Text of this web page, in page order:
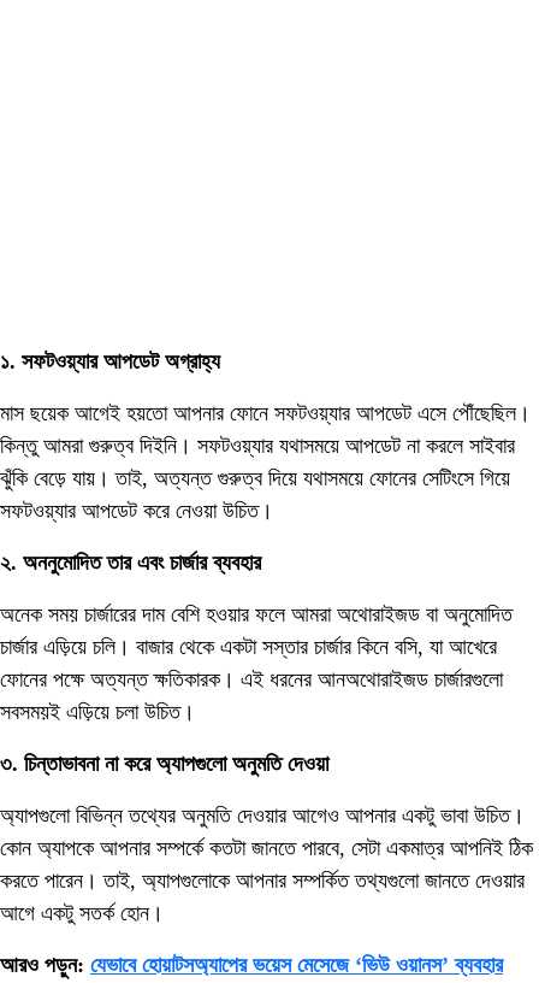
১. সফটওয়্যার আপডেট অগ্রাহ্য
মাস ছয়েক আগেই হয়তো আপনার ফোনে সফটওয়্যার আপডেট এসে পৌঁছেছিল।
কিন্তু আমরা গুরুত্ব দিইনি। সফটওয়্যার যথাসময়ে আপডেট না করলে সাইবার
ঝুঁকি বেড়ে যায়। তাই, অত্যন্ত গুরুত্ব দিয়ে যথাসময়ে ফোনের সেটিংসে গিয়ে
সফটওয়্যার আপডেট করে নেওয়া উচিত।
২. অননুমোদিত তার এবং চার্জার ব্যবহার
অনেক সময় চার্জারের দাম বেশি হওয়ার ফলে আমরা অথোরাইজড বা অনুমোদিত
চার্জার এড়িয়ে চলি। বাজার থেকে একটা সস্তার চার্জার কিনে বসি, যা আখেরে
ফোনের পক্ষে অত্যন্ত ক্ষতিকারক। এই ধরনের আনঅথোরাইজড চার্জারগুলো
সবসময়ই এড়িয়ে চলা উচিত।
৩. চিন্তাভাবনা না করে অ্যাপগুলো অনুমতি দেওয়া
অ্যাপগুলো বিভিন্ন তথ্যের অনুমতি দেওয়ার আগেও আপনার একটু ভাবা উচিত।
কোন অ্যাপকে আপনার সম্পর্কে কতটা জানতে পারবে, সেটা একমাত্র আপনিই ঠিক
করতে পারেন। তাই, অ্যাপগুলোকে আপনার সম্পর্কিত তথ্যগুলো জানতে দেওয়ার
আগে একটু সতর্ক হোন।
আরও পড়ুন: যেভাবে হোয়াটসঅ্যাপের ভয়েস মেসেজে ‘ভিউ ওয়ানস’ ব্যবহার